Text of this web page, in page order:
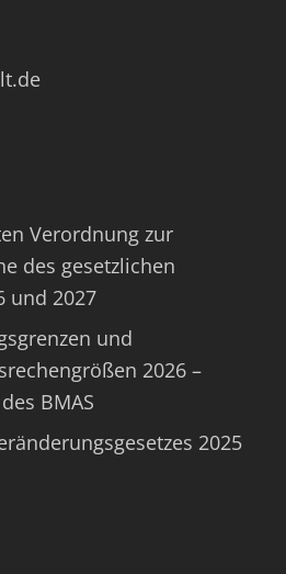
Verordnung zur
des gesetzlichen
und 2027
und
2026 –
BMAS
2025